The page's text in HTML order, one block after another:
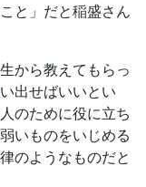
と」だと稲盛さん
から教えてもらっ
出せばいいとい
のために役に立ち
いものをいじめる
のようなものだと